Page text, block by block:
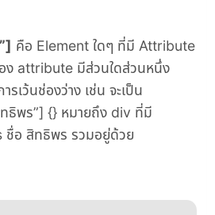
คือ Element ใดๆ ที่มี Attribute
ง attribute มีส่วนใดส่วนหนึ่ง
รเว้นช่องว่าง เช่น จะเป็น
ธิพร”] {} หมายถึง div ที่มี
อ สิทธิพร รวมอยู่ด้วย